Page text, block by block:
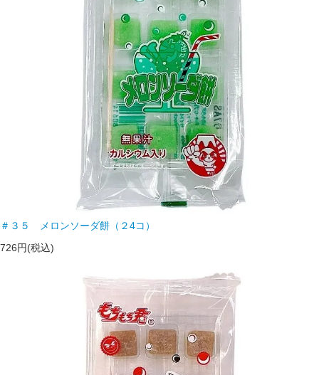
＃３５ メロンソーダ餅（２4コ）
726円(税込)